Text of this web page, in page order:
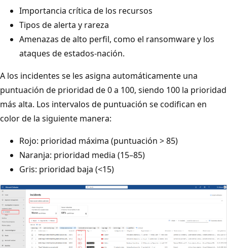
Importancia crítica de los recursos
Tipos de alerta y rareza
Amenazas de alto perfil, como el ransomware y los
ataques de estados-nación.
A los incidentes se les asigna automáticamente una
puntuación de prioridad de 0 a 100, siendo 100 la prioridad
más alta. Los intervalos de puntuación se codifican en
color de la siguiente manera:
Rojo: prioridad máxima (puntuación > 85)
Naranja: prioridad media (15–85)
Gris: prioridad baja (<15)